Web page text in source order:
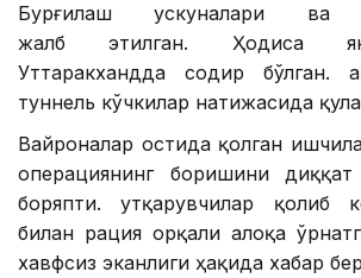
Бурғилаш ускуналари ва
жалб этилган. Ҳодиса
Уттаракхандда содир бўлган.
туннель кўчкилар натижасида
Вайроналар остида қолган
операциянинг боришини диққат
боряпти. Қутқарувчилар қолиб
билан рация орқали алоқа
хавфсиз эканлиги ҳақида хабар